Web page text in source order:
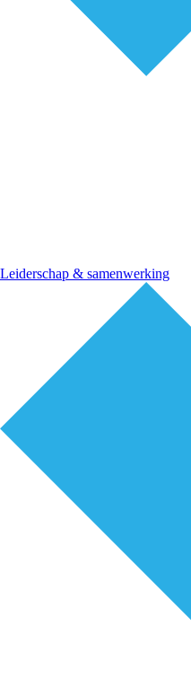
Leiderschap & samenwerking